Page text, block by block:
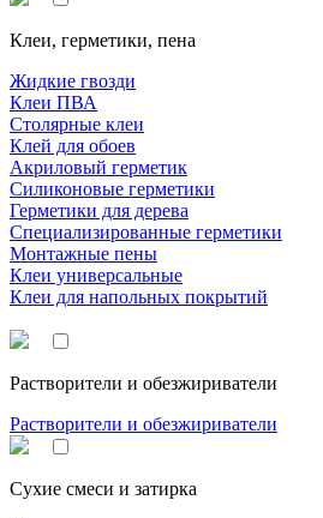
Клеи, герметики, пена
Жидкие гвозди
Клеи ПВА
Столярные клеи
Клей для обоев
Акриловый герметик
Силиконовые герметики
Герметики для дерева
Специализированные герметики
Монтажные пены
Клеи универсальные
Клеи для напольных покрытий
Растворители и обезжириватели
Растворители и обезжириватели
Сухие смеси и затирка